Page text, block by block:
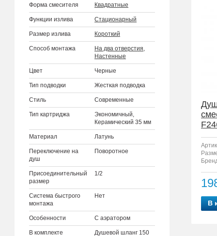
Форма смесителя Квадратные
Функции излива Стационарный
Размер излива Короткий
Способ монтажа На два отверстия,
Настенные
Цвет Черные
Тип подводки Жесткая подводка
Стиль Современные
Тип картриджа
Экономичный,
Керамический 35 мм
Материал Латунь
Переключение на
душ
Поворотное
Присоединительный
размер
1/2
Система быстрого
монтажа
Нет
Особенности С аэратором
В комплекте Душевой шланг 150
В